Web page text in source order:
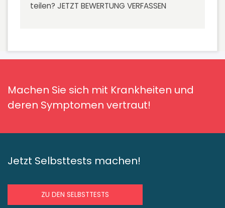
teilen? JETZT BEWERTUNG VERFASSEN
Machen Sie sich mit Krankheiten und
deren Symptomen vertraut!
Jetzt Selbsttests machen!
ZU DEN SELBSTTESTS